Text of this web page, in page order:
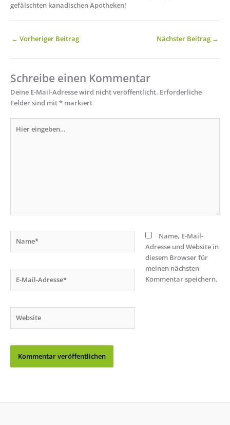
gefälschten kanadischen Apotheken!
← Vorheriger Beitrag Nächster Beitrag →
Schreibe einen Kommentar
Deine E-Mail-Adresse wird nicht veröffentlicht. Erforderliche
Felder sind mit* markiert
eingeben…
Mail-
Name, E-Mail-
Adresse und Website in
diesem Browser für
meinen nächsten
Kommentar speichern.